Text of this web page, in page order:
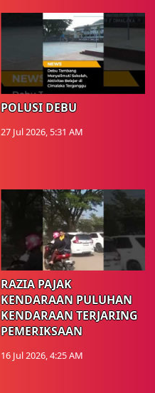
POLUSI DEBU
27 Jul 2026, 5:31 AM
RAZIA PAJAK
KENDARAAN PULUHAN
KENDARAAN TERJARING
PEMERIKSAAN
16 Jul 2026, 4:25 AM